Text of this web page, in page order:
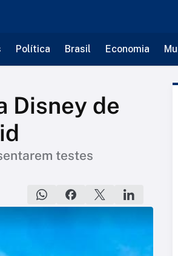
Política Brasil Economia
Disney de
testes